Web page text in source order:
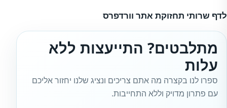
לדף שרותי תחזוקת אתר וורדפרס
מתלבטים? התייעצות ללא
עלות
ספרו לנו בקצרה מה אתם צריכים ונציג שלנו יחזור אליכם
עם פתרון מדויק וללא התחייבות.